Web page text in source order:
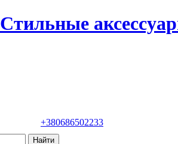
Стильные
+380686502233